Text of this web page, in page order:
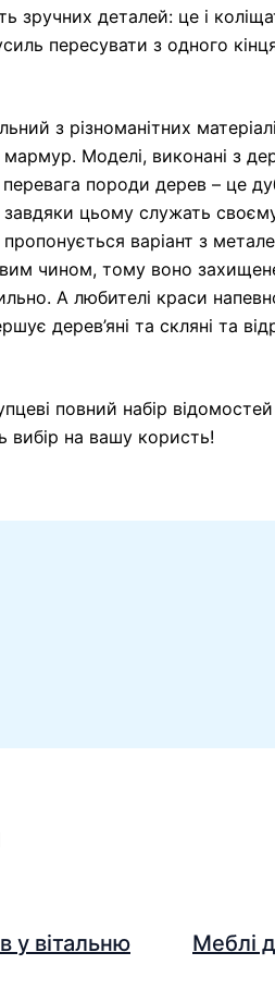
зручних деталей: це і
пересувати з одного
з різноманітних
мармур. Моделі, виконані з
породи дерев – це
цьому служать
варіант з
чином, тому воно захищене
А любителі краси
дерев’яні та скляні та
повний набір
вибір на вашу користь!
у вітальню Меблі